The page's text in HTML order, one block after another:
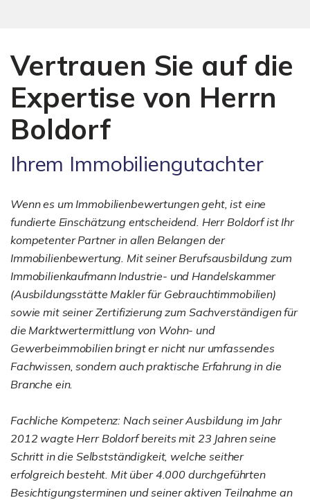
Vertrauen Sie auf die
Expertise von Herrn
Boldorf
Ihrem Immobiliengutachter
Wenn es um Immobilienbewertungen geht, ist eine
fundierte Einschätzung entscheidend. Herr Boldorf ist Ihr
kompetenter Partner in allen Belangen der
Immobilienbewertung. Mit seiner Berufsausbildung zum
Immobilienkaufmann Industrie- und Handelskammer
(Ausbildungsstätte Makler für Gebrauchtimmobilien)
sowie mit seiner Zertifizierung zum Sachverständigen für
die Marktwertermittlung von Wohn- und
Gewerbeimmobilien bringt er nicht nur umfassendes
Fachwissen, sondern auch praktische Erfahrung in die
Branche ein.
Fachliche Kompetenz: Nach seiner Ausbildung im Jahr
2012 wagte Herr Boldorf bereits mit 23 Jahren seine
Schritt in die Selbstständigkeit, welche seither
erfolgreich besteht. Mit über 4.000 durchgeführten
Besichtigungsterminen und seiner aktiven Teilnahme an